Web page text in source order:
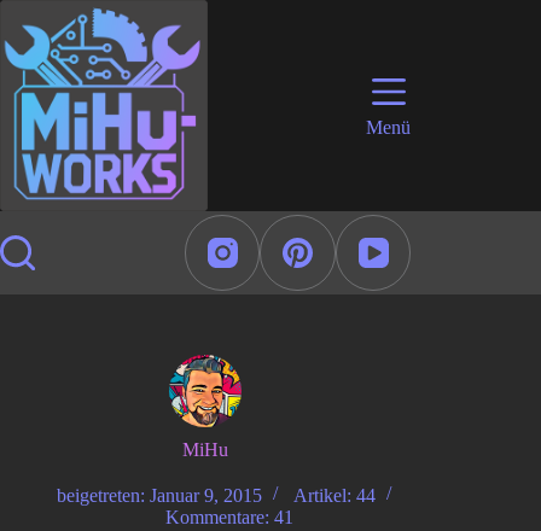
Inhalt
springen
Menü
MiHu
beigetreten: Januar 9, 2015
Artikel: 44
Kommentare: 41